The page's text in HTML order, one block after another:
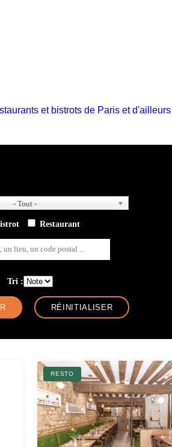
- Tout -
- Tout -
Restaurant
un code postal ...
Tri :
RESTO